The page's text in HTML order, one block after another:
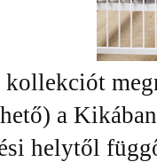
kollekciót
a
helytől